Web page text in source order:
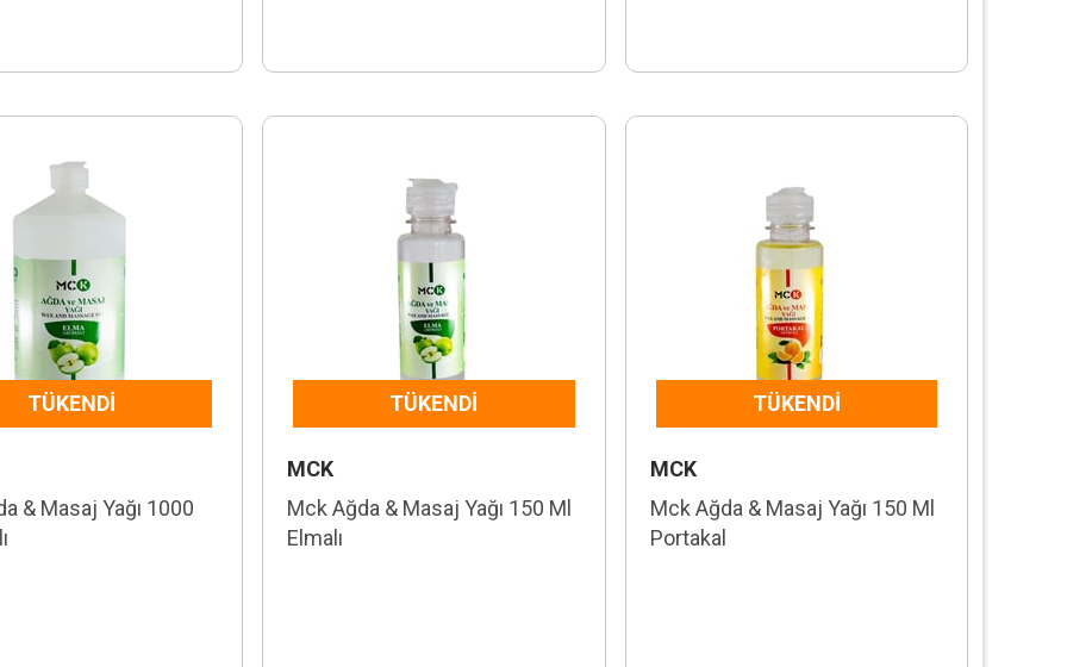
TÜKENDI
& Masaj Yağı 1000
TÜKENDI
MCK
Mck Ağda & Masaj Yağı 150 Ml
Elmalı
TÜKENDI
MCK
Mck Ağda & Masaj Yağı 150 Ml
Portakal